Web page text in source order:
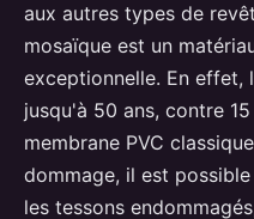
aux autres types de
mosaïque est un
exceptionnelle. En effet,
jusqu'à 50 ans, contre
membrane PVC
dommage, il est
les tessons